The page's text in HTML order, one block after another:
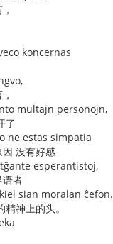
koncernas
multajn personojn,
了
ne estas simpatia
没有好感
esperantistoj,
语者
sian moralan ĉefon.
神上的头。